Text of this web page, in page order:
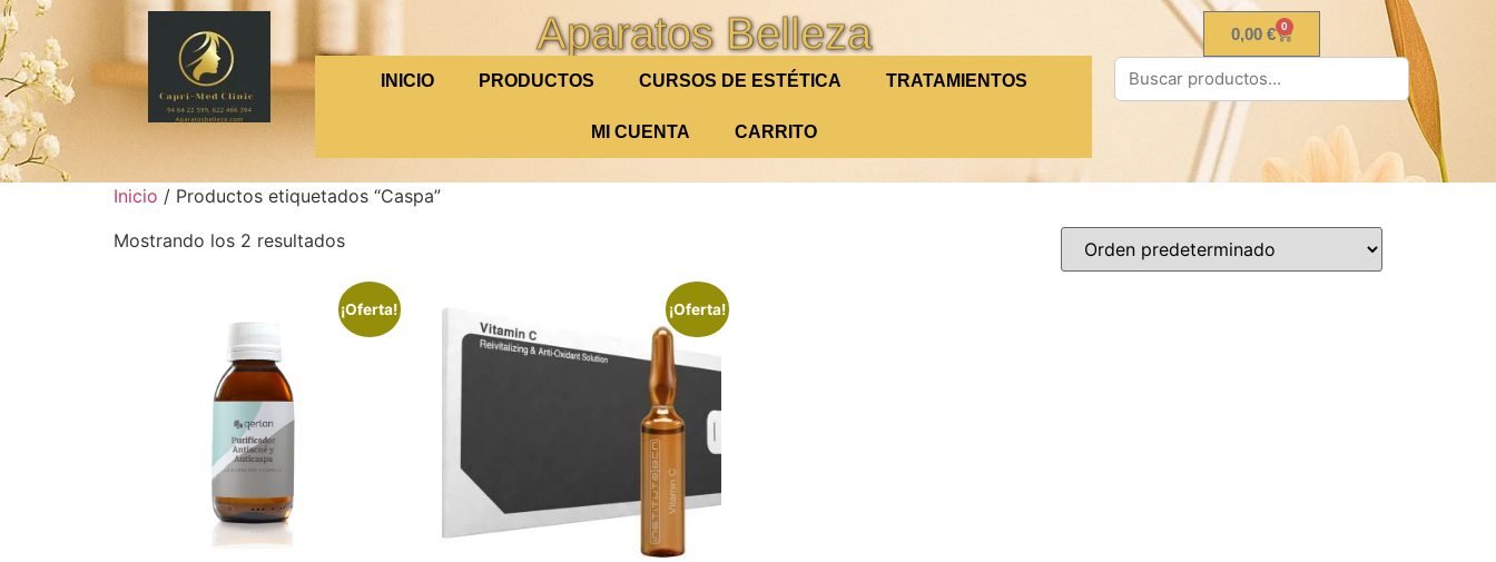
Aparatos Belleza
INICIO PRODUCTOS CURSOS DE ESTÉTICA TRATAMIENTOS
MI CUENTA CARRITO
0,00€ 0
Inicio / Productos etiquetados “Caspa”
Mostrando los 2 resultados
¡Oferta! ¡Oferta!